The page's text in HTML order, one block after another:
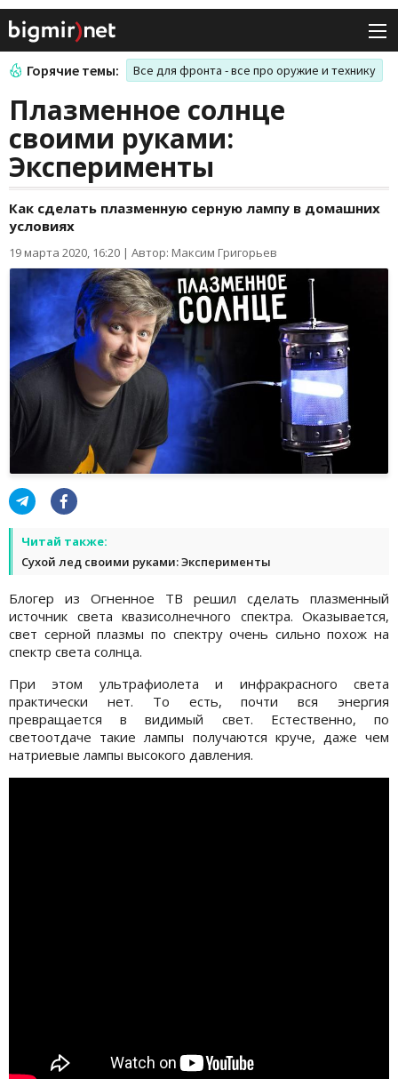
Горячие темы: Все для фронта - все про оружие и технику
Плазменное солнце
своими руками:
Эксперименты
Как сделать плазменную серную лампу в домашних
условиях
19 марта 2020, 16:20 | Автор: Максим Григорьев
Читай также:
Сухой лед своими руками: Эксперименты
Блогер из Огненное ТВ решил сделать плазменный
источник света квазисолнечного спектра. Оказывается,
свет серной плазмы по спектру очень сильно похож на
спектр света солнца.
При этом ультрафиолета и инфракрасного света
практически нет. То есть, почти вся энергия
превращается в видимый свет. Естественно, по
светоотдаче такие лампы получаются круче, даже чем
натриевые лампы высокого давления.